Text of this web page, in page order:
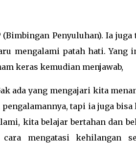
Penyuluhan). Ia juga
mengalami patah hati. Yang
keras kemudian menjawab,
ada yang mengajari kita
tapi ia juga bisa
kita belajar bertahan dan
mengatasi kehilangan